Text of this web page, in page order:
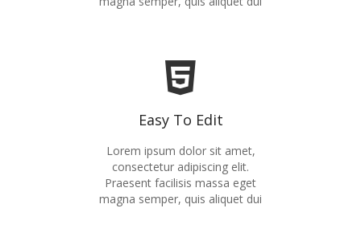
Easy To Edit
Lorem ipsum dolor sit amet,
consectetur adipiscing elit.
Praesent facilisis massa eget
magna semper, quis aliquet dui